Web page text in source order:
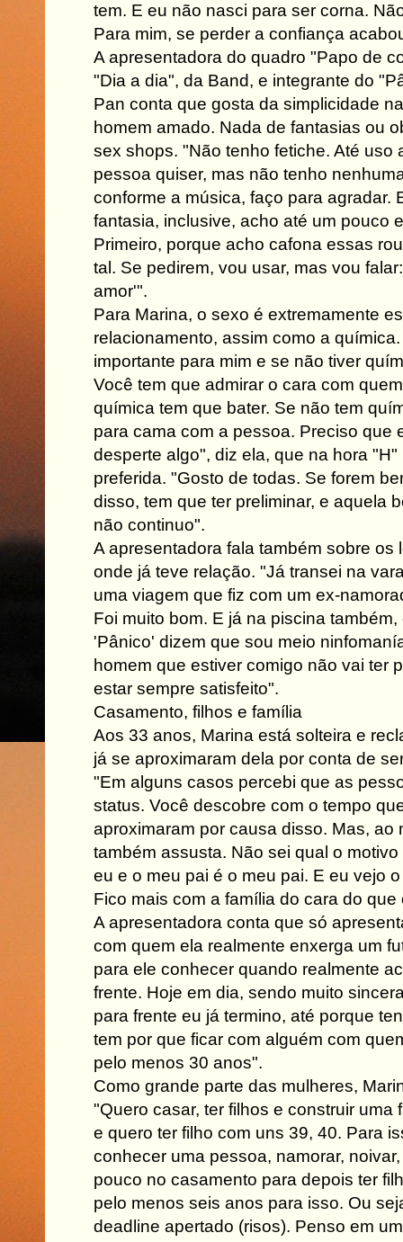
tem. E eu não nasci para ser corna.
Para mim, se perder a confiança
A apresentadora do quadro "Papo de
"Dia a dia", da Band, e integrante do
Pan conta que gosta da simplicidade
homem amado. Nada de fantasias ou
sex shops. "Não tenho fetiche. Até uso
pessoa quiser, mas não tenho
conforme a música, faço para agradar.
fantasia, inclusive, acho até um pouco
Primeiro, porque acho cafona essas
tal. Se pedirem, vou usar, mas vou
amor'".
Para Marina, o sexo é extremamente
relacionamento, assim como a
importante para mim e se não tiver
Você tem que admirar o cara com
química tem que bater. Se não tem
para cama com a pessoa. Preciso que
desperte algo", diz ela, que na hora
preferida. "Gosto de todas. Se forem
disso, tem que ter preliminar, e aquela
não continuo".
A apresentadora fala também sobre os
onde já teve relação. "Já transei na
uma viagem que fiz com um ex-
Foi muito bom. E já na piscina
'Pânico' dizem que sou meio
homem que estiver comigo não vai ter
estar sempre satisfeito".
Casamento, filhos e família
Aos 33 anos, Marina está solteira e
já se aproximaram dela por conta de
"Em alguns casos percebi que as
status. Você descobre com o tempo
aproximaram por causa disso. Mas, ao
também assusta. Não sei qual o
eu e o meu pai é o meu pai. E eu vejo
Fico mais com a família do cara do que
A apresentadora conta que só
com quem ela realmente enxerga um
para ele conhecer quando realmente
frente. Hoje em dia, sendo muito
para frente eu já termino, até porque
tem por que ficar com alguém com
pelo menos 30 anos".
Como grande parte das mulheres,
"Quero casar, ter filhos e construir uma
e quero ter filho com uns 39, 40. Para
conhecer uma pessoa, namorar,
pouco no casamento para depois ter
pelo menos seis anos para isso. Ou
deadline apertado (risos). Penso em